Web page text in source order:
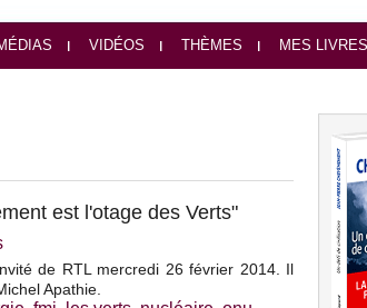
VIDÉOS THÈMES MES LIVRES
est l'otage des Verts"
de RTL mercredi 26 février 2014. Il
Apathie.